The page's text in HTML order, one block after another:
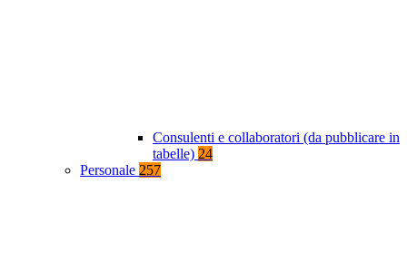
Consulenti e collaboratori (da pubblicare in
tabelle) 24
Personale 257